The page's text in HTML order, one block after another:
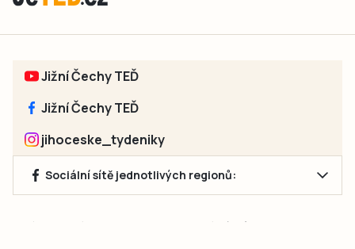
Jižní Čechy TEĎ
Jižní Čechy TEĎ
jihoceske_tydeniky
Sociální sítě jednotlivých regionů:
Jakékoliv užití obsahu, včetně převzetí článků, je bez souhlasu